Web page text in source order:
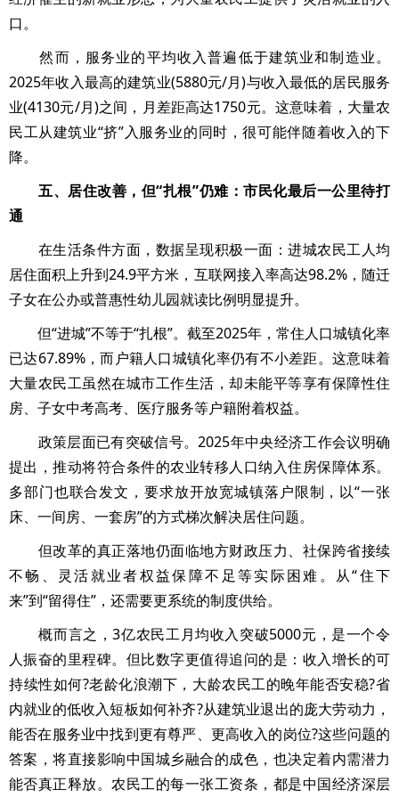
口。
然而，服务业的平均收入普遍低于建筑业和制造业。
2025年收入最高的建筑业(5880元/月)与收入最低的居民服务
业(4130元/月)之间，月差距高达1750元。这意味着，大量农
民工从建筑业“挤”入服务业的同时，很可能伴随着收入的下
降。
五、居住改善，但“扎根”仍难：市民化最后一公里待打
通
在生活条件方面，数据呈现积极一面：进城农民工人均
居住面积上升到24.9平方米，互联网接入率高达98.2%，随迁
子女在公办或普惠性幼儿园就读比例明显提升。
但“进城”不等于“扎根”。截至2025年，常住人口城镇化率
已达67.89%，而户籍人口城镇化率仍有不小差距。这意味着
大量农民工虽然在城市工作生活，却未能平等享有保障性住
房、子女中考高考、医疗服务等户籍附着权益。
政策层面已有突破信号。2025年中央经济工作会议明确
提出，推动将符合条件的农业转移人口纳入住房保障体系。
多部门也联合发文，要求放开放宽城镇落户限制，以“一张
床、一间房、一套房”的方式梯次解决居住问题。
但改革的真正落地仍面临地方财政压力、社保跨省接续
不畅、灵活就业者权益保障不足等实际困难。从“住下
来”到“留得住”，还需要更系统的制度供给。
概而言之，3亿农民工月均收入突破5000元，是一个令
人振奋的里程碑。但比数字更值得追问的是：收入增长的可
持续性如何?老龄化浪潮下，大龄农民工的晚年能否安稳?省
内就业的低收入短板如何补齐?从建筑业退出的庞大劳动力，
能否在服务业中找到更有尊严、更高收入的岗位?这些问题的
答案，将直接影响中国城乡融合的成色，也决定着内需潜力
能否真正释放。农民工的每一张工资条，都是中国经济深层